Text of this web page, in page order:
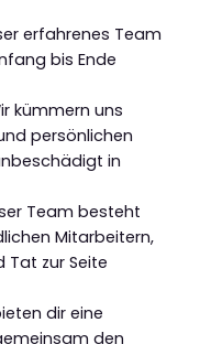
erfahrenes Team
bis Ende
kümmern uns
persönlichen
in
Team besteht
Mitarbeitern,
Tat zur Seite
dir eine
den